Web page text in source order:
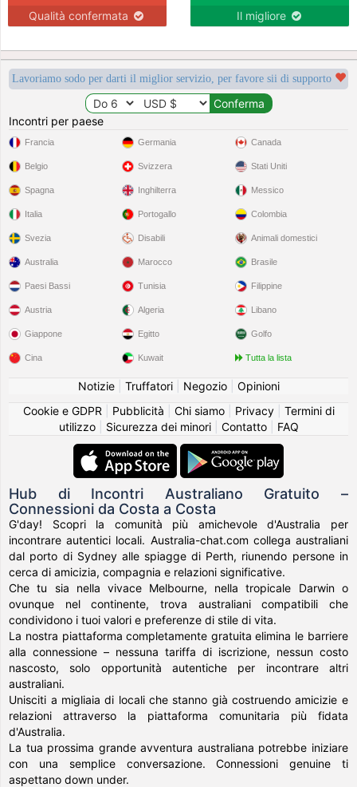
Qualità confermata Il migliore
Lavoriamo sodo per darti il miglior servizio, per favore sii di supporto
Incontri per paese
Francia
Belgio
Spagna
Italia
Svezia
Germania
Svizzera
Inghilterra
Portogallo
Disabili
Canada
Stati Uniti
Messico
Colombia
Animali domestici
Australia
Paesi Bassi
Austria
Giappone
Cina
Marocco
Tunisia
Algeria
Egitto
Kuwait
Brasile
Filippine
Libano
Golfo
Tutta la lista
Notizie| Truffatori| Negozio| Opinioni
Cookie e GDPR
Pubblicità Chi siamo| Privacy| Termini di
utilizzo| Sicurezza dei minori| Contatto| FAQ
Hub di Incontri Australiano Gratuito –
Connessioni da Costa a Costa
G'day! Scopri la comunità più amichevole d'Australia per
incontrare autentici locali. Australia-chat.com collega australiani
dal porto di Sydney alle spiagge di Perth, riunendo persone in
cerca di amicizia, compagnia e relazioni significative.
Che tu sia nella vivace Melbourne, nella tropicale Darwin o
ovunque nel continente, trova australiani compatibili che
condividono i tuoi valori e preferenze di stile di vita.
La nostra piattaforma completamente gratuita elimina le barriere
alla connessione – nessuna tariffa di iscrizione, nessun costo
nascosto, solo opportunità autentiche per incontrare altri
australiani.
Unisciti a migliaia di locali che stanno già costruendo amicizie e
relazioni attraverso la piattaforma comunitaria più fidata
d'Australia.
La tua prossima grande avventura australiana potrebbe iniziare
con una semplice conversazione. Connessioni genuine ti
aspettano down under.